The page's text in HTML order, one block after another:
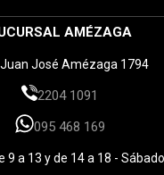
AMÉZAGA
Juan José Amézaga 1794
2204 1091
095 468 169
9 a 13 y de 14 a 18 -